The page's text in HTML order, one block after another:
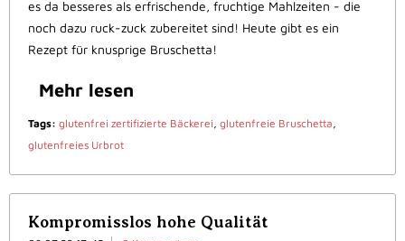
es da besseres als erfrischende, fruchtige Mahlzeiten - die
noch dazu ruck-zuck zubereitet sind! Heute gibt es ein
Rezept für knusprige Bruschetta!
Mehr lesen
Tags: glutenfrei zertifizierte Bäckerei, glutenfreie Bruschetta,
glutenfreies Urbrot
Kompromisslos hohe Qualität